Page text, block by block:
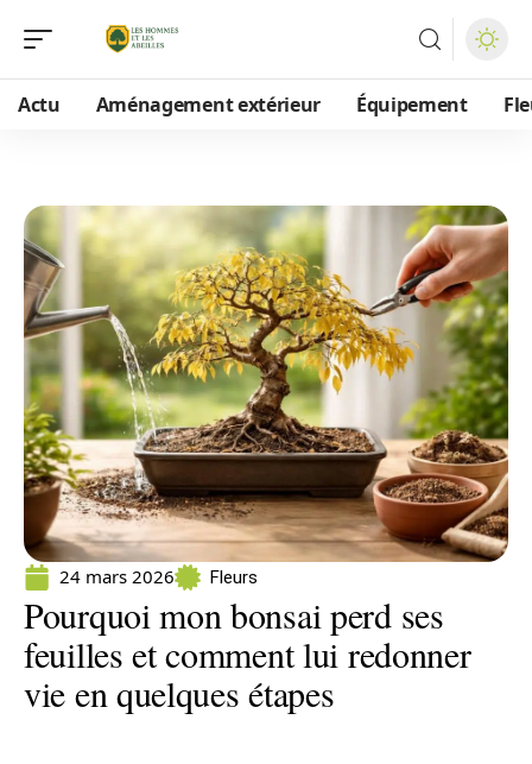
Actu Aménagement extérieur Équipement
24 mars 2026 Fleurs
Pourquoi mon bonsai perd ses
feuilles et comment lui redonner
vie en quelques étapes